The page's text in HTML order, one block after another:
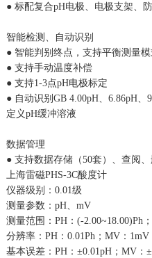
● 标配复合pH电极、电极支架、
智能检测、自动识别
● 智能判别终点，支持平衡测量
● 支持手动温度补偿
● 支持1-3点pH电极标定
● 自动识别GB 4.00pH、6.86pH
定义pH缓冲溶液
数据管理
● 支持数据存储（50套）、查阅
上海雷磁PHS-3C酸度计
仪器级别：0.01级
测量参数：pH、mV
测量范围：PH：(-2.00~18.00)Ph
分辨率：PH：0.01Ph；MV：1mV
基本误差：PH：±0.01pH；MV：